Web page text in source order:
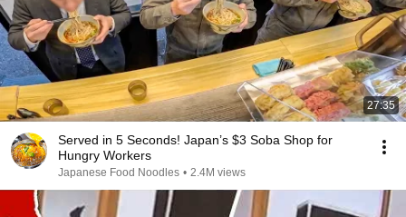
27:35
Served in 5 Seconds! Japan’s $3 Soba Shop for
Hungry Workers
Japanese Food Noodles • 2.4M views